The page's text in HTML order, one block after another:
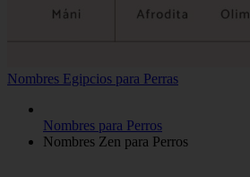
Nombres Egipcios para Perras
Nombres para Perros
Nombres Zen para Perros